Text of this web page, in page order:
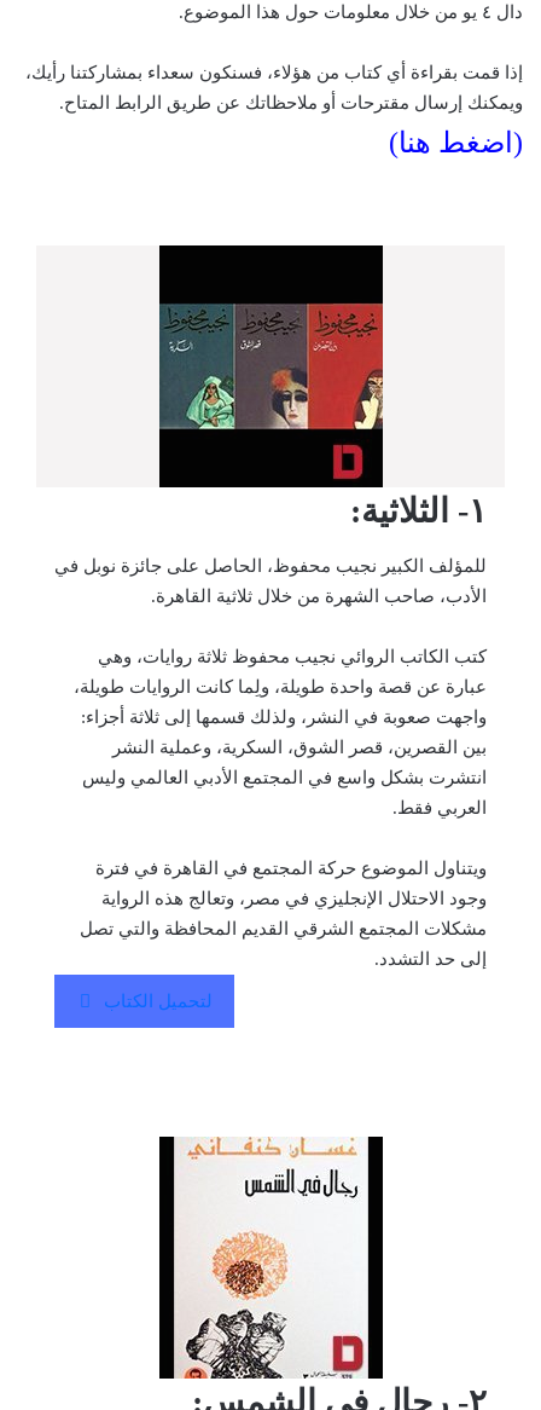
دال ٤ يو من خلال معلومات حول هذا الموضوع.
إذا قمت بقراءة أي كتاب من هؤلاء، فسنكون سعداء بمشاركتنا رأيك،
ويمكنك إرسال مقترحات أو ملاحظاتك عن طريق الرابط المتاح.
(اضغط هنا)
١- الثلاثية:
للمؤلف الكبير نجيب محفوظ، الحاصل على جائزة نوبل في
الأدب، صاحب الشهرة من خلال ثلاثية القاهرة.
كتب الكاتب الروائي نجيب محفوظ ثلاثة روايات، وهي
عبارة عن قصة واحدة طويلة، ولِما كانت الروايات طويلة،
واجهت صعوبة في النشر، ولذلك قسمها إلى ثلاثة أجزاء:
بين القصرين، قصر الشوق، السكرية، وعملية النشر
انتشرت بشكل واسع في المجتمع الأدبي العالمي وليس
العربي فقط.
ويتناول الموضوع حركة المجتمع في القاهرة في فترة
وجود الاحتلال الإنجليزي في مصر، وتعالج هذه الرواية
مشكلات المجتمع الشرقي القديم المحافظة والتي تصل
إلى حد التشدد.
لتحميل الكتاب
٢- رجال في الشمس: